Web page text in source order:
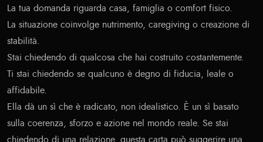
La tua domanda riguarda casa, famiglia o comfort fisico.
La situazione coinvolge nutrimento, caregiving o creazione di
stabilità.
Stai chiedendo di qualcosa che hai costruito costantemente.
Ti stai chiedendo se qualcuno è degno di fiducia, leale o
affidabile.
Ella dà un sì che è radicato, non idealistico. È un sì basato
sulla coerenza, sforzo e azione nel mondo reale. Se stai
chiedendo di una relazione, questa carta può suggerire una